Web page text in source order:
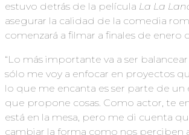
estuvo detrás de la película La La
asegurar la calidad de la comedia
comenzará a filmar a finales de enero
“Lo más importante va a ser
sólo me voy a enfocar en proyectos
lo que me encanta es ser parte de
que propone cosas. Como actor, te
está en la mesa, pero me di cuenta
cambiar la forma como nos perciben